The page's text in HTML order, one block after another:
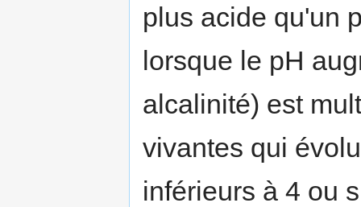
plus acide qu'un
lorsque le pH
alcalinité) est
vivantes qui
inférieurs à 4 ou